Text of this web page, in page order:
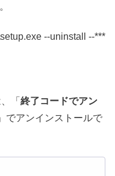
--uninstall --***
「 終了コードでアン
」でアンインストールで